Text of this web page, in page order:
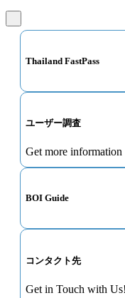
Thailand FastPass
ユーザー調査
Get more information
BOI Guide
コンタクト先
Get in Touch with Us!